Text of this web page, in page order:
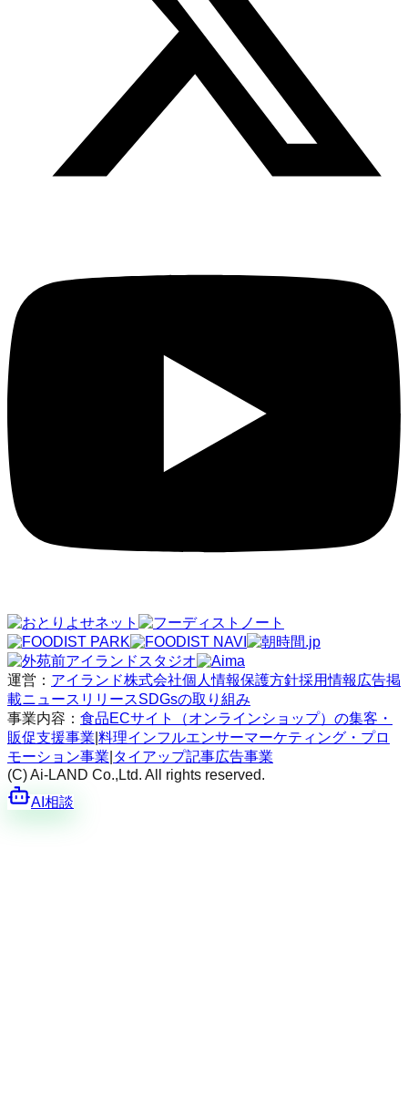
運営： アイランド株式会社個人情報保護方針採用情報 広告掲
載ニュースリリースSDGsの取り組み
事業内容： 食品ECサイト（オンラインショップ）の集客・
販促支援事業 料理インフルエンサーマーケティング・プロ
モーション事業 タイアップ記事広告事業
(C) Ai-LAND Co.,Ltd. All rights reserved.
AI相談